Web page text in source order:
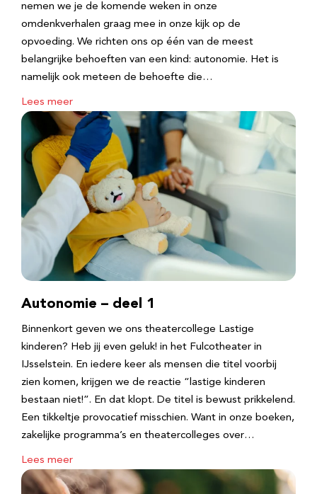
nemen we je de komende weken in onze
omdenkverhalen graag mee in onze kijk op de
opvoeding. We richten ons op één van de meest
belangrijke behoeften van een kind: autonomie. Het is
namelijk ook meteen de behoefte die…
Lees meer
Autonomie – deel 1
Binnenkort geven we ons theatercollege Lastige
kinderen? Heb jij even geluk! in het Fulcotheater in
IJsselstein. En iedere keer als mensen die titel voorbij
zien komen, krijgen we de reactie “lastige kinderen
bestaan niet!”. En dat klopt. De titel is bewust prikkelend.
Een tikkeltje provocatief misschien. Want in onze boeken,
zakelijke programma’s en theatercolleges over…
Lees meer